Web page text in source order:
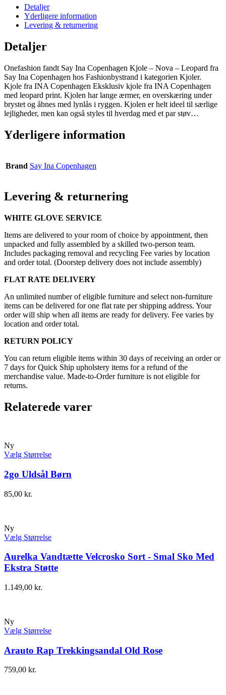
Detaljer
Yderligere information
Levering & returnering
Detaljer
Onefashion fandt Say Ina Copenhagen Kjole – Nova – Leopard fra
Say Ina Copenhagen hos Fashionbystrand i kategorien Kjoler.
Kjole fra INA Copenhagen Eksklusiv kjole fra INA Copenhagen
med leopard print. Kjolen har lange ærmer, en overskæring under
brystet og åbnes med lynlås i ryggen. Kjolen er helt ideel til særlige
lejligheder, men kan også styles til hverdag med et par støv…
Yderligere information
Brand Say Ina Copenhagen
Levering & returnering
WHITE GLOVE SERVICE
Items are delivered to your room of choice by appointment, then
unpacked and fully assembled by a skilled two-person team.
Includes packaging removal and recycling Fee varies by location
and order total. (Doorstep delivery does not include assembly)
FLAT RATE DELIVERY
An unlimited number of eligible furniture and select non-furniture
items can be delivered for one flat rate per shipping address. Your
order will ship when all items are ready for delivery. Fee varies by
location and order total.
RETURN POLICY
You can return eligible items within 30 days of receiving an order or
7 days for Quick Ship upholstery items for a refund of the
merchandise value. Made-to-Order furniture is not eligible for
returns.
Relaterede varer
Ny
Vælg Størrelse
2go Uldsål Børn
85,00 kr.
Ny
Vælg Størrelse
Aurelka Vandtætte Velcrosko Sort - Smal Sko Med
Ekstra Støtte
1.149,00 kr.
Ny
Vælg Størrelse
Arauto Rap Trekkingsandal Old Rose
759,00 kr.